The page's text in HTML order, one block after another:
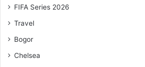
FIFA Series 2026
Travel
Bogor
Chelsea